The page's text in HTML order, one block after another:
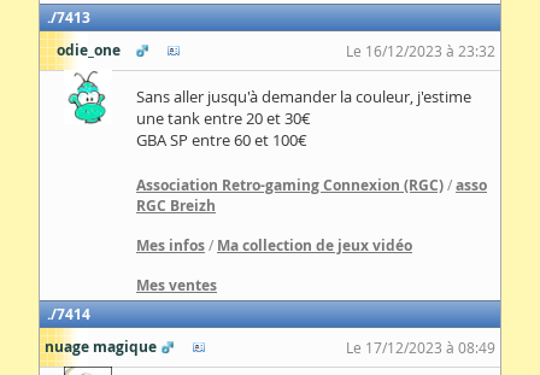
7413
odie_one
Le 16/12/2023 à 23:32
Sans aller jusqu'à demander la couleur, j'estime
une tank entre 20 et 30€
GBA SP entre 60 et 100€
Association Retro-gaming Connexion (RGC)/asso
RGC Breizh
Mes infos/ Ma collection de jeux vidéo
Mes ventes
7414
nuage magique
Le 17/12/2023 à 08:49